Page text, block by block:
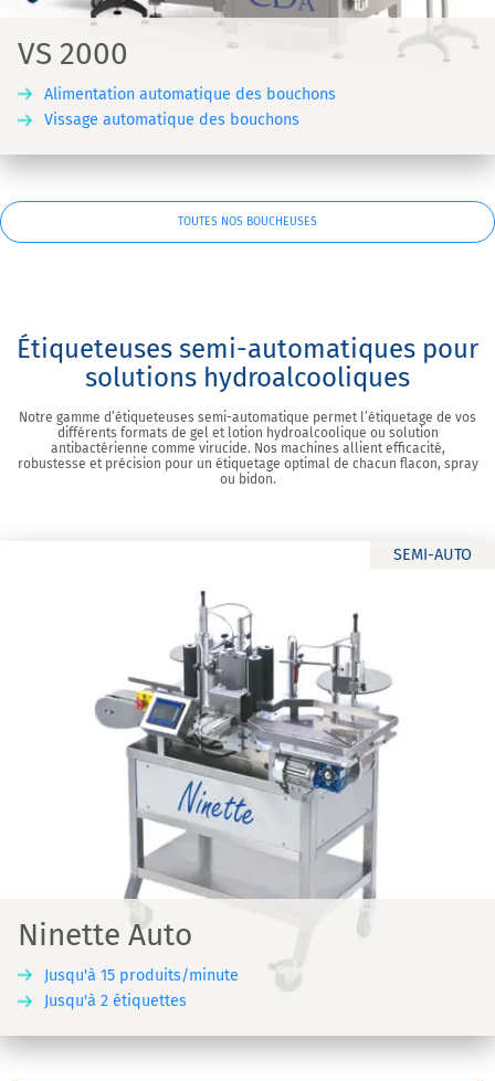
VS 2000
Alimentation automatique des bouchons
Vissage automatique des bouchons
TOUTES NOS BOUCHEUSES
Étiqueteuses semi-automatiques pour
solutions hydroalcooliques
Notre gamme d’étiqueteuses semi-automatique permet l’étiquetage de vos
différents formats de gel et lotion hydroalcoolique ou solution
antibactérienne comme virucide. Nos machines allient efficacité,
robustesse et précision pour un étiquetage optimal de chacun flacon, spray
ou bidon.
SEMI-AUTO
Ninette Auto
Jusqu'à 15 produits/minute
Jusqu'à 2 étiquettes